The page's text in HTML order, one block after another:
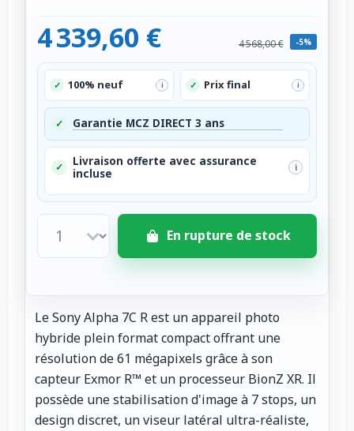
4 339,60 € 4 568,00 € -5%
✓ 100% neuf i ✓ Prix final i
✓ Garantie MCZ DIRECT 3 ans
✓
Livraison offerte avec assurance
incluse
i
En rupture de stock
Le Sony Alpha 7C R est un appareil photo
hybride plein format compact offrant une
résolution de 61 mégapixels grâce à son
capteur Exmor R™ et un processeur BionZ XR. Il
possède une stabilisation d'image à 7 stops, un
design discret, un viseur latéral ultra-réaliste,